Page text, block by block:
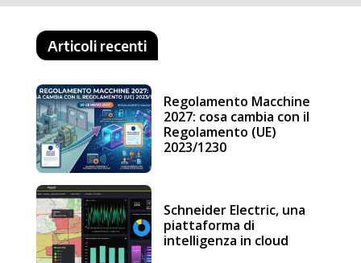
Articoli recenti
Regolamento Macchine
2027: cosa cambia con il
Regolamento (UE)
2023/1230
Schneider Electric, una
piattaforma di
intelligenza in cloud